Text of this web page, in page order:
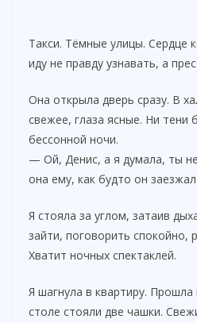
Такси. Тёмные улицы. Сердце
иду не правду узнавать, а
Она открыла дверь сразу. В
свежее, глаза ясные. Ни тени
бессонной ночи.
— Ой, Денис, а я думала, ты
она ему, как будто он
Я стояла за углом, затаив
зайти, поговорить спокойно,
Хватит ночных спектаклей.
Я шагнула в квартиру. Прошла
столе стояли две чашки.